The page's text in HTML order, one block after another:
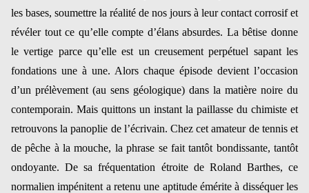
les bases, soumettre la réalité de nos jours à leur contact corrosif et
révéler tout ce qu’elle compte d’élans absurdes. La bêtise donne
le vertige parce qu’elle est un creusement perpétuel sapant les
fondations une à une. Alors chaque épisode devient l’occasion
d’un prélèvement (au sens géologique) dans la matière noire du
contemporain. Mais quittons un instant la paillasse du chimiste et
retrouvons la panoplie de l’écrivain. Chez cet amateur de tennis et
de pêche à la mouche, la phrase se fait tantôt bondissante, tantôt
ondoyante. De sa fréquentation étroite de Roland Barthes, ce
normalien impénitent a retenu une aptitude émérite à disséquer les